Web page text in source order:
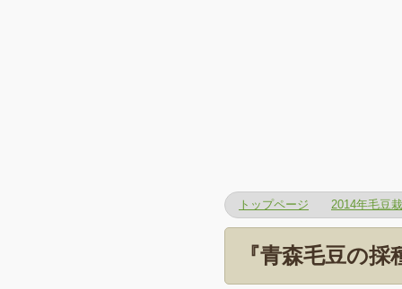
トップページ 2014年毛豆
『青森毛豆の